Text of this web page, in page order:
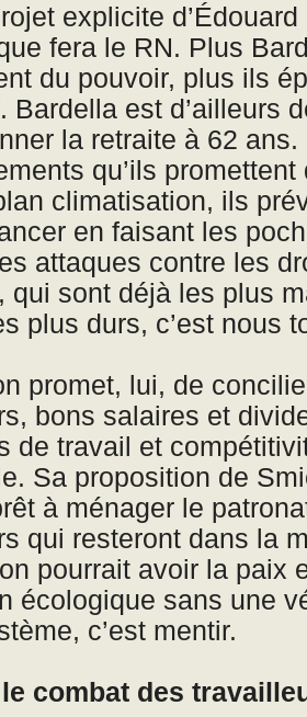
explicite
fera le RN. Plus
du pouvoir, plus ils
Bardella est d’ailleurs
la retraite à 62
qu’ils
climatisation, ils
en faisant les
attaques contre les
qui sont déjà les plus
plus durs, c’est nous
promet, lui, de
bons salaires et
de travail et
Sa proposition de
à ménager le
qui resteront dans la
pourrait avoir la paix
écologique sans une
c’est mentir.
le combat des